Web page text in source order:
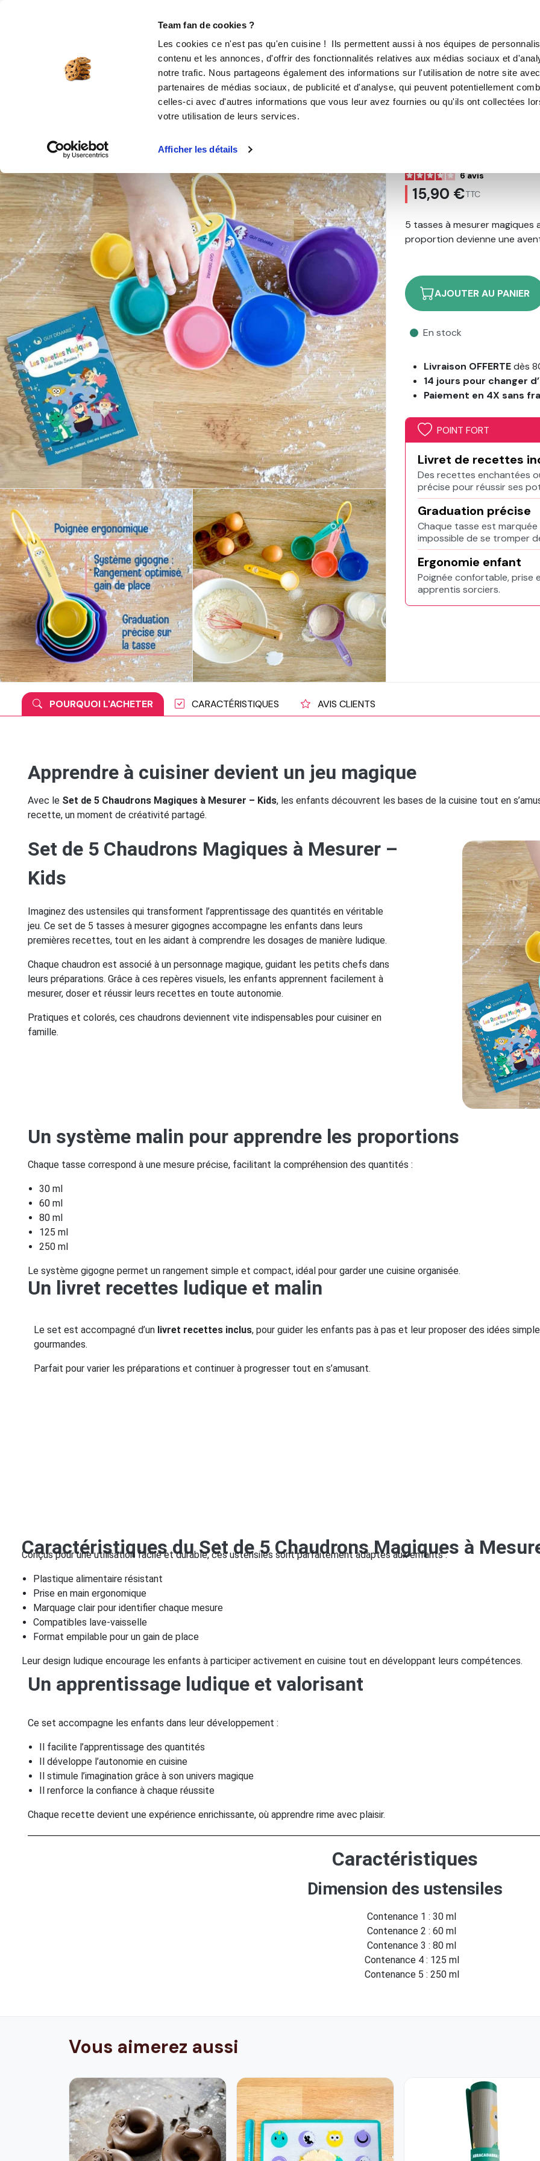
Team fan de cookies ?
Les cookies ce n'est pas qu'en cuisine ! Ils permettent aussi à nos équipes de
contenu et les annonces, d'offrir des fonctionnalités relatives aux médias sociaux et
notre trafic. Nous partageons également des informations sur l'utilisation de notre site
partenaires de médias sociaux, de publicité et d'analyse, qui peuvent potentiellement
celles-ci avec d'autres informations que vous leur avez fournies ou qu'ils ont collectées
votre utilisation de leurs services.
Afficher les détails
MOULES SILICONE USTENSILES ÉPICERIE MISE SOUS VIDE MACHINE À CAFÉ MACHINE À GLACE
Ustensiles de cuisine SET DE 5 CHAUDRONS MAGIQUES À MESURER
6avis
15,90 €TTC
5 tasses à mesurer
proportion devienne une
AJOUTER AU PANIER
En stock
Livraison OFFERTEdès
14 jours pour changer
Paiement en 4X sans
POINT FORT
Livret de recettes
Des recettes enchantées
précise pour réussir ses
Graduation précise
Chaque tasse est
impossible de se tromper
Ergonomie enfant
Poignée confortable, prise
apprentis sorciers.
POURQUOI L'ACHETER CARACTÉRISTIQUES AVIS CLIENTS
Apprendre à cuisiner devient un jeu magique
Avec le Set de 5 Chaudrons Magiques à Mesurer – Kids, les enfants découvrent les bases de la cuisine tout en
recette, un moment de créativité partagé.
Set de 5 Chaudrons Magiques à Mesurer –
Kids
Imaginez des ustensiles qui transforment l’apprentissage des quantités en véritable
jeu. Ce set de 5 tasses à mesurer gigognes accompagne les enfants dans leurs
premières recettes, tout en les aidant à comprendre les dosages de manière ludique.
Chaque chaudron est associé à un personnage magique, guidant les petits chefs dans
leurs préparations. Grâce à ces repères visuels, les enfants apprennent facilement à
mesurer, doser et réussir leurs recettes en toute autonomie.
Pratiques et colorés, ces chaudrons deviennent vite indispensables pour cuisiner en
famille.
Un système malin pour apprendre les proportions
Chaque tasse correspond à une mesure précise, facilitant la compréhension des quantités :
30 ml
60 ml
80 ml
125 ml
250 ml
Le système gigogne permet un rangement simple et compact, idéal pour garder une cuisine organisée.
Un livret recettes ludique et malin
Le set est accompagné d’un livret recettes inclus, pour guider les enfants pas à pas et leur proposer des idées
gourmandes.
Parfait pour varier les préparations et continuer à progresser tout en s’amusant.
Caractéristiques du Set de 5 Chaudrons Magiques à
Conçus pour une utilisation facile et durable, ces ustensiles sont parfaitement adaptés aux enfants :
Plastique alimentaire résistant
Prise en main ergonomique
Marquage clair pour identifier chaque mesure
Compatibles lave-vaisselle
Format empilable pour un gain de place
Leur design ludique encourage les enfants à participer activement en cuisine tout en développant leurs compétences.
Un apprentissage ludique et valorisant
Ce set accompagne les enfants dans leur développement :
Il facilite l’apprentissage des quantités
Il développe l’autonomie en cuisine
Il stimule l’imagination grâce à son univers magique
Il renforce la confiance à chaque réussite
Chaque recette devient une expérience enrichissante, où apprendre rime avec plaisir.
Caractéristiques
Dimension des ustensiles
Contenance 1 : 30 ml
Contenance 2 : 60 ml
Contenance 3 : 80 ml
Contenance 4 : 125 ml
Contenance 5 : 250 ml
Vous aimerez aussi